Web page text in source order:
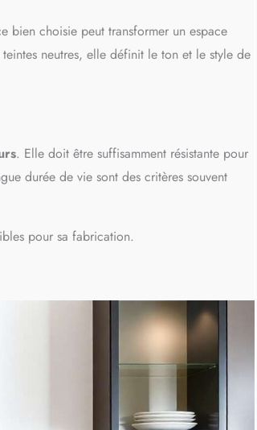
bien choisie peut transformer un espace
neutres, elle définit le ton et le style de
. Elle doit être suffisamment résistante pour
durée de vie sont des critères souvent
pour sa fabrication.